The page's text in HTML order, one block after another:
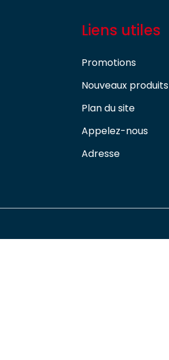
Liens utiles
Promotions
Nouveaux produits
Plan du site
Appelez-nous
Adresse